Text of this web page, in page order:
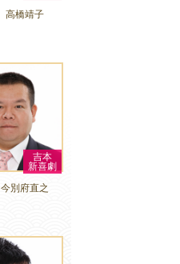
高橋靖子
吉本
新喜劇
今別府直之